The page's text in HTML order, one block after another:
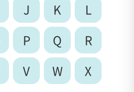
J K
L
P Q
R
V W
X